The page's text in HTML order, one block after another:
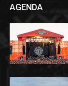
AGENDA